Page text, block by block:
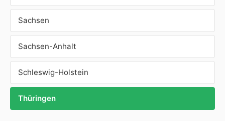
Sachsen
Sachsen-Anhalt
Schleswig-Holstein
Thüringen